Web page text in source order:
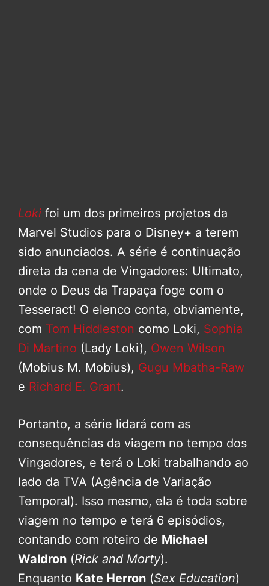
Loki foi um dos primeiros projetos da
Marvel Studios para o Disney+ a terem
sido anunciados. A série é continuação
direta da cena de Vingadores: Ultimato,
onde o Deus da Trapaça foge com o
Tesseract! O elenco conta, obviamente,
com Tom Hiddleston como Loki, Sophia
Di Martino (Lady Loki), Owen Wilson
(Mobius M. Mobius), Gugu Mbatha-Raw
e Richard E. Grant.
Portanto, a série lidará com as
consequências da viagem no tempo dos
Vingadores, e terá o Loki trabalhando ao
lado da TVA (Agência de Variação
Temporal). Isso mesmo, ela é toda sobre
viagem no tempo e terá 6 episódios,
contando com roteiro de Michael
Waldron (Rick and Morty).
Enquanto Kate Herron (Sex Education)